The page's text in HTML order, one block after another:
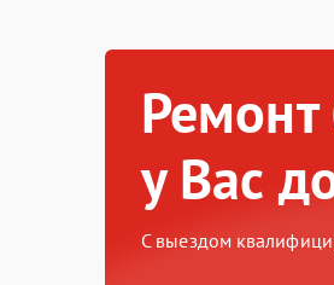
у Вас
С выездом